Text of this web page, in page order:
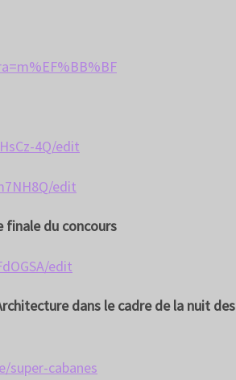
4Q/edit
edit
finale du concours
edit
dans le cadre de la nuit des
cabanes